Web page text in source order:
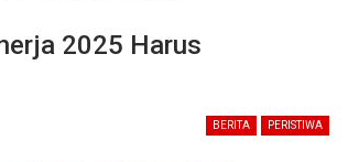
2025 Harus
BERITA PERISTIWA